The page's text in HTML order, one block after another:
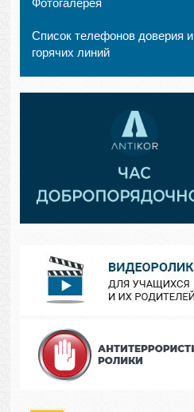
Фотогалерея
Список телефонов доверия и
горячих линий